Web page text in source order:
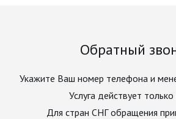
Обратный
Укажите Ваш номер телефона и
Услуга действует
Для стран СНГ обращения